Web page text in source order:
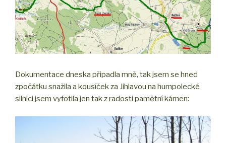
Dokumentace dneska připadla mně, tak jsem se hned
zpočátku snažila a kousíček za Jihlavou na humpolecké
silnici jsem vyfotila jen tak z radosti pamětní kámen: